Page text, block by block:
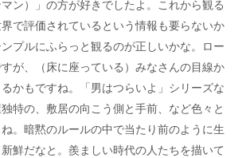
ン）」の方が好きでしたよ。これから観る
で評価されているという情報も要らないか
プルにふらっと観るのが正しいかな。ロー
が、（床に座っている）みなさんの目線か
かもですね。「男はつらいよ」シリーズな
特の、敷居の向こう側と手前、など色々と
。暗黙のルールの中で当たり前のように生
鮮だなと。羨ましい時代の人たちを描いて